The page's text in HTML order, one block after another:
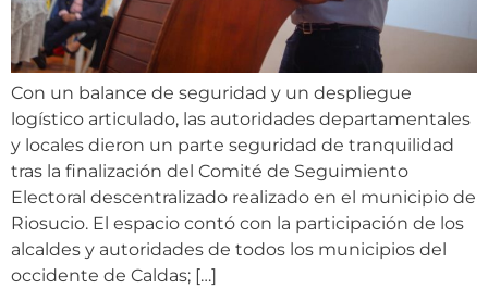
Con un balance de seguridad y un despliegue
logístico articulado, las autoridades departamentales
y locales dieron un parte seguridad de tranquilidad
tras la finalización del Comité de Seguimiento
Electoral descentralizado realizado en el municipio de
Riosucio. El espacio contó con la participación de los
alcaldes y autoridades de todos los municipios del
occidente de Caldas; […]